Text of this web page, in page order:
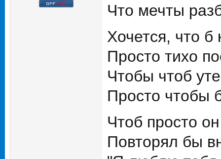
Что мечты
Хочется, что б
Просто тихо
Чтобы чтоб
Просто чтобы
Чтоб просто
Повторял бы